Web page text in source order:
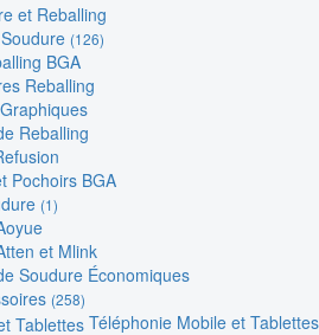
et Reballing
(126)
BGA
Reballing
Reballing
Pochoirs BGA
(1)
et Mlink
Soudure Économiques
(258)
Téléphonie Mobile et Tablettes